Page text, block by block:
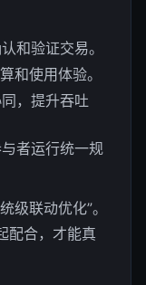
和验证交易。
和使用体验。
，提升吞吐
者运行统一规
级联动优化”。
配合，才能真